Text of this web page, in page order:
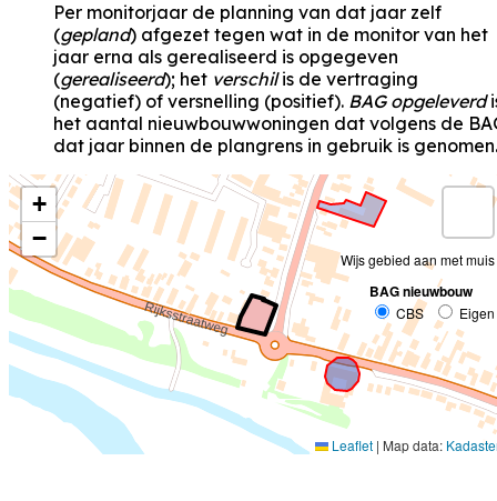
Per monitorjaar de planning van dat jaar zelf
(gepland) afgezet tegen wat in de monitor van het
jaar erna als gerealiseerd is opgegeven
(gerealiseerd); het verschilis de vertraging
(negatief) of versnelling (positief). BAG opgeleverd
het aantal nieuwbouwwoningen dat volgens de
dat jaar binnen de plangrens in gebruik is genomen.
+
−
Wijs gebied aan met muis
BAG nieuwbouw
CBS Eigen
Leaflet | Map data: